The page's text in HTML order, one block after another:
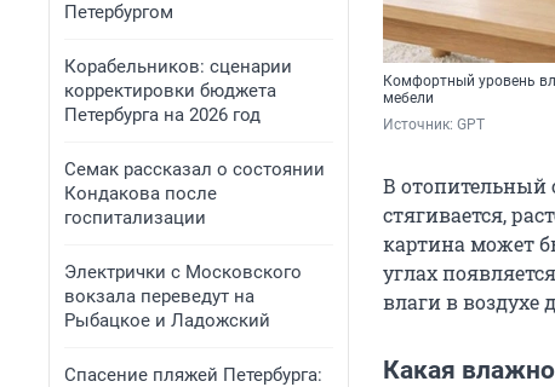
Петербургом
Корабельников: сценарии
корректировки бюджета
Петербурга на 2026 год
Семак рассказал о состоянии
Кондакова после
госпитализации
Электрички с Московского
вокзала переведут на
Рыбацкое и Ладожский
Спасение пляжей Петербурга:
Комфортный уровень
мебели
Источник: GPT
В отопительный
стягивается,
картина может
углах
влаги в воздухе
Какая